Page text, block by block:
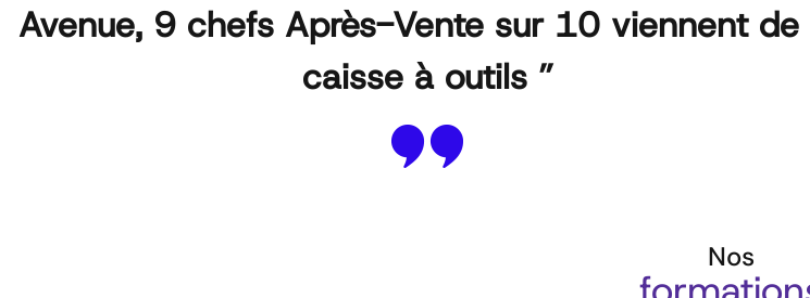
Avenue, 9 chefs Après-Vente sur 10 viennent de
caisse à outils ”
Nos